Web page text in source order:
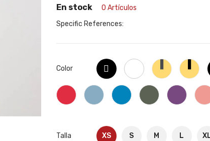
En stock
0 Artículos
Specific References:
Color
Negro Blanco
Yellow-
Gray
Rojo
claro
Azul
curacao
TurquezaVerde
mil
Violeta
Talla XS S M L